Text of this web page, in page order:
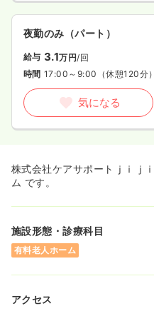
夜勤のみ（パート）
給与 3.1万円/回
時間 17:00～9:00 （休憩120分）
気になる
株式会社ケアサポートｊｉｊ
ム です。
施設形態・診療科目
有料老人ホーム
アクセス